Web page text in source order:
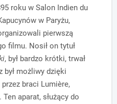
roku w Salon Indien du
w Paryżu,
pierwszą
filmu. Nosił on tytuł
, był bardzo krótki, trwał
był możliwy dzięki
braci Lumière,
aparat, służący do